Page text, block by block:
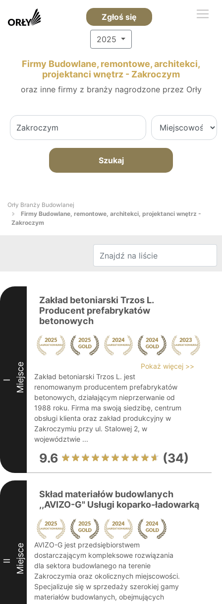
Zgłoś się
2025
Firmy Budowlane, remontowe, architekci,
projektanci wnętrz - Zakroczym
oraz inne firmy z branży nagrodzone przez Orły
Szukaj
Orły Branży Budowlanej
Firmy Budowlane, remontowe, architekci, projektanci wnętrz -
Zakroczym
I Miejsce
Zakład betoniarski Trzos L.
Producent prefabrykatów
betonowych
Pokaż więcej >>
Zakład betoniarski Trzos L. jest
renomowanym producentem prefabrykatów
betonowych, działającym nieprzerwanie od
1988 roku. Firma ma swoją siedzibę, centrum
obsługi klienta oraz zakład produkcyjny w
Zakroczymiu przy ul. Stalowej 2, w
województwie ...
9.6 (34)
II Miejsce
Skład materiałów budowlanych
,,AVIZO-G" Usługi koparko-ładowarką
AVIZO-G jest przedsiębiorstwem
dostarczającym kompleksowe rozwiązania
dla sektora budowlanego na terenie
Zakroczymia oraz okolicznych miejscowości.
Specjalizuje się w sprzedaży szerokiej gamy
materiałów budowlanych, obejmujących